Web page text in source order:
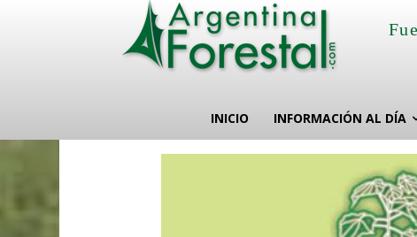
INICIO INFORMACIÓN AL DÍA